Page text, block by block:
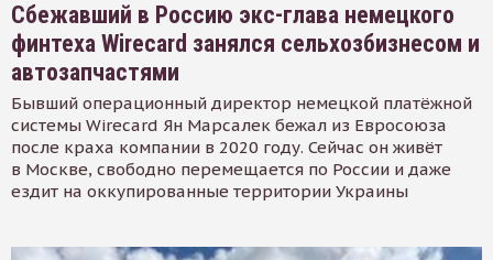
Сбежавший в Россию экс-глава немецкого
финтеха Wirecard занялся сельхозбизнесом и
автозапчастями
Бывший операционный директор немецкой платёжной
системы Wirecard Ян Марсалек бежал из Евросоюза
после краха компании в 2020 году. Сейчас он живёт
в Москве, свободно перемещается по России и даже
ездит на оккупированные территории Украины